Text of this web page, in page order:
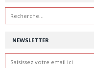
NEWSLETTER